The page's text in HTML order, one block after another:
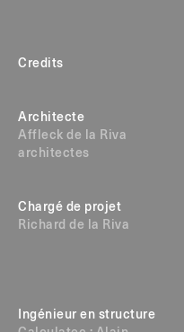
Credits
Architecte
Affleck de la Riva
architectes
Chargé de projet
Richard de la Riva
Ingénieur en structure